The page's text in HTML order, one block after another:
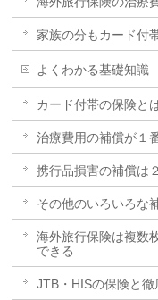
家族の分もカード付
よくわかる基礎知識
カード付帯の保険と
治療費用の補償が１
携行品損害の補償は
その他のいろいろな
海外旅行保険は複数
できる
JTB・HISの保険と徹